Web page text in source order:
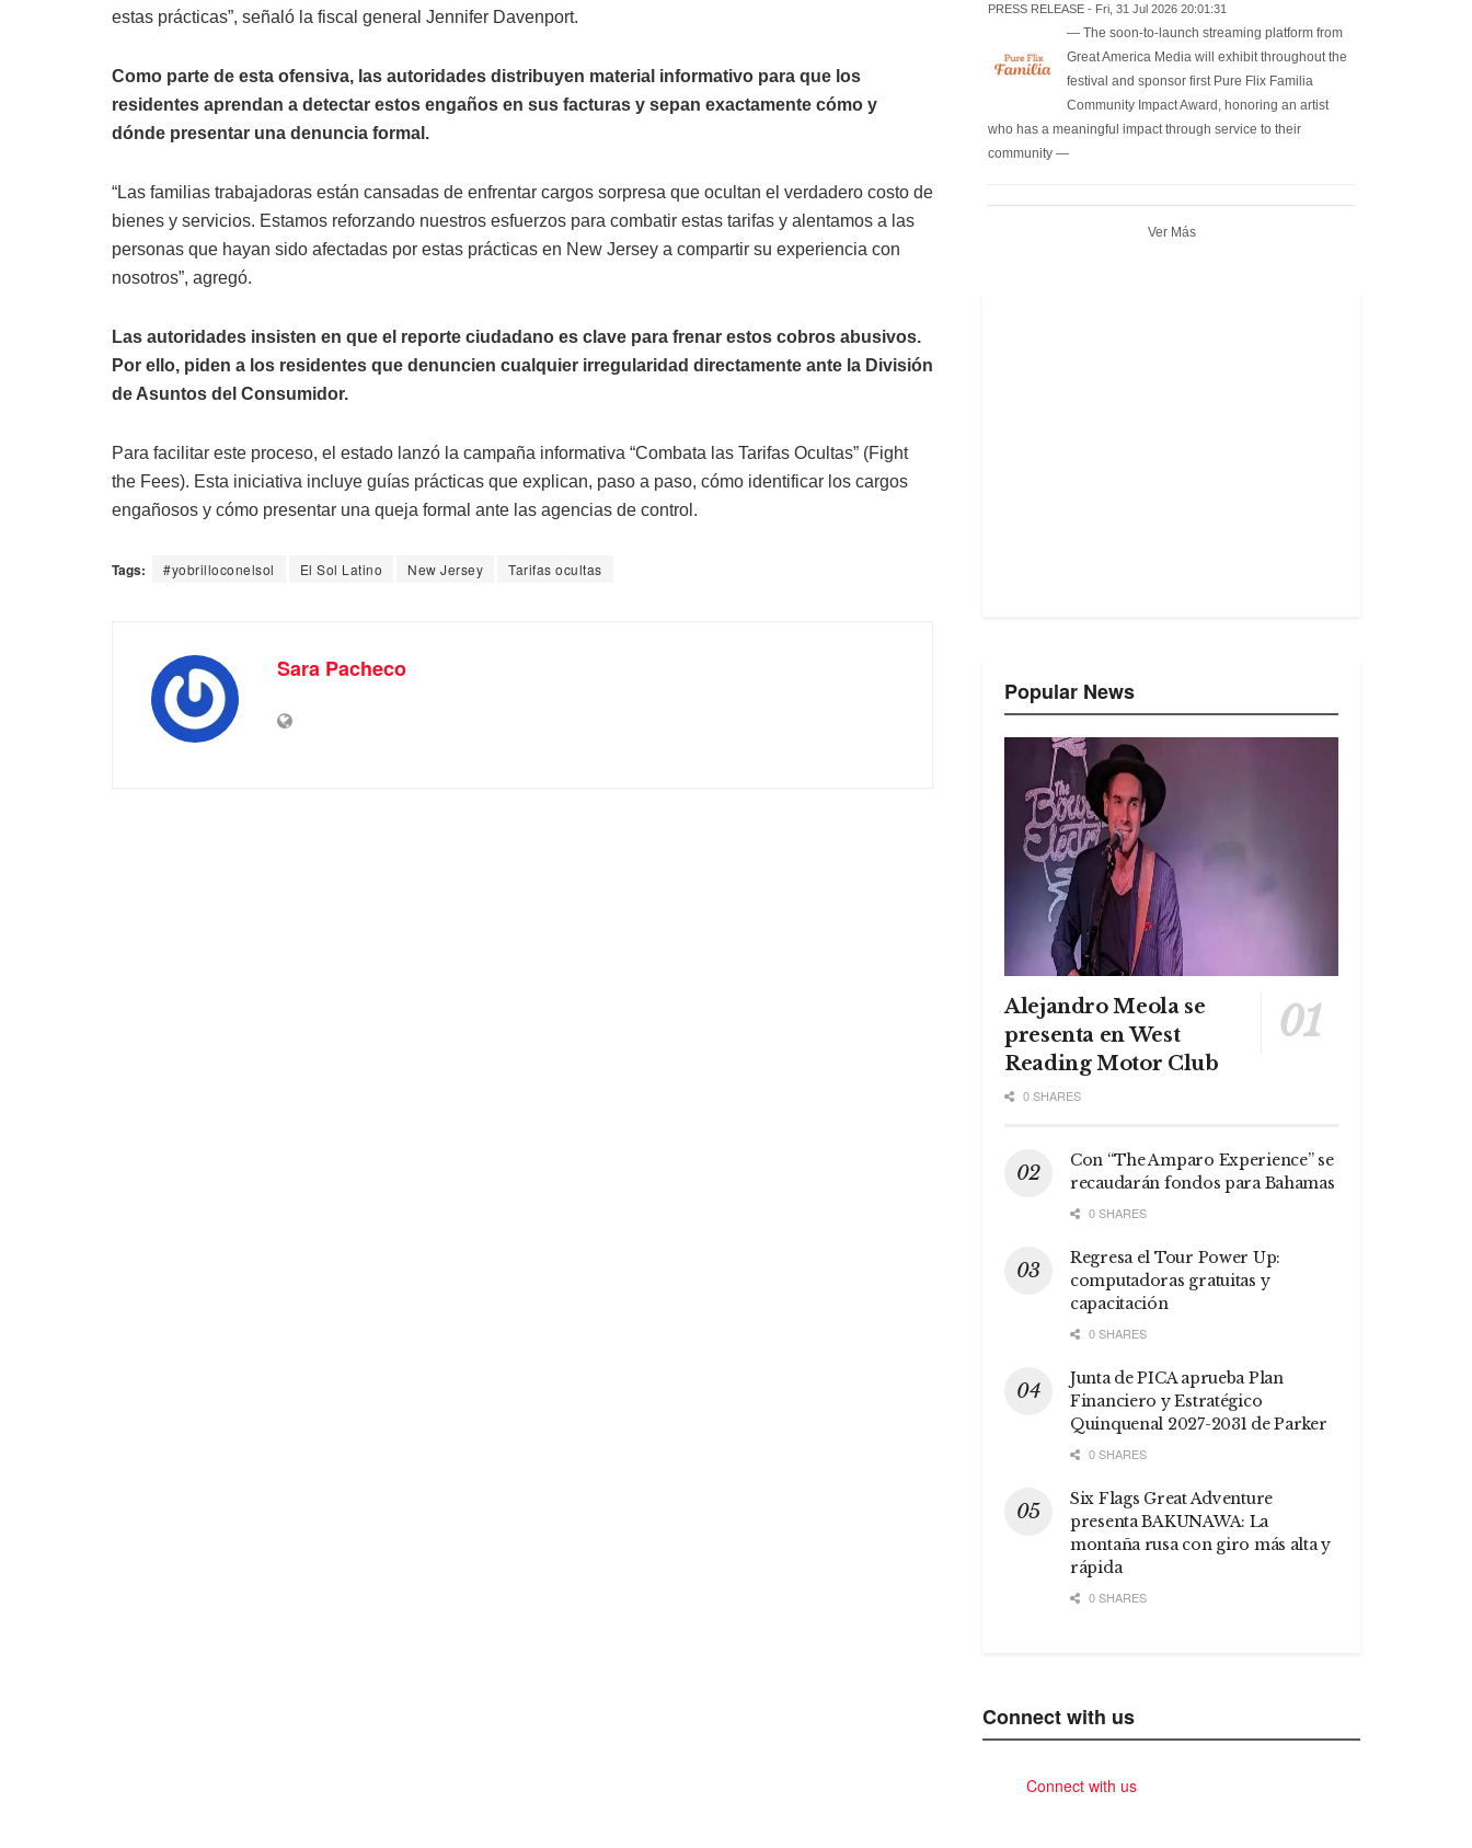
estas prácticas”, señaló la fiscal general Jennifer Davenport.
Como parte de esta ofensiva, las autoridades distribuyen material informativo para que los
residentes aprendan a detectar estos engaños en sus facturas y sepan exactamente cómo y
dónde presentar una denuncia formal.
“Las familias trabajadoras están cansadas de enfrentar cargos sorpresa que ocultan el verdadero costo de
bienes y servicios. Estamos reforzando nuestros esfuerzos para combatir estas tarifas y alentamos a las
personas que hayan sido afectadas por estas prácticas en New Jersey a compartir su experiencia con
nosotros”, agregó.
Las autoridades insisten en que el reporte ciudadano es clave para frenar estos cobros abusivos.
Por ello, piden a los residentes que denuncien cualquier irregularidad directamente ante la División
de Asuntos del Consumidor.
Para facilitar este proceso, el estado lanzó la campaña informativa “Combata las Tarifas Ocultas” (Fight
the Fees). Esta iniciativa incluye guías prácticas que explican, paso a paso, cómo identificar los cargos
engañosos y cómo presentar una queja formal ante las agencias de control.
Tags: #yobrilloconelsol El Sol Latino New Jersey Tarifas ocultas
Sara Pacheco
PRESS RELEASE - Fri, 31 Jul 2026 20:01:31
— The soon-to-launch streaming platform from
Great America Media will exhibit throughout the
festival and sponsor first Pure Flix Familia
Community Impact Award, honoring an artist
who has a meaningful impact through service to their
community —
Ver Más
Popular News
Alejandro Meola se
presenta en West
Reading Motor Club
0 SHARES
Con “The Amparo Experience” se
recaudarán fondos para Bahamas
0 SHARES
Regresa el Tour Power Up:
computadoras gratuitas y
capacitación
0 SHARES
Junta de PICA aprueba Plan
Financiero y Estratégico
Quinquenal 2027-2031 de Parker
0 SHARES
Six Flags Great Adventure
presenta BAKUNAWA: La
montaña rusa con giro más alta y
rápida
0 SHARES
Connect with us
Connect with us